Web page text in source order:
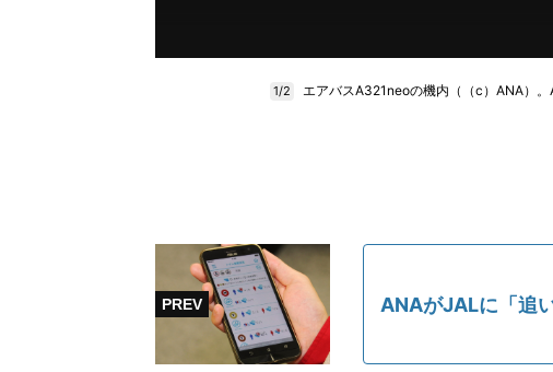
1/2 エアバスA321neoの機内（（c）ANA）
ANAがJALに「追